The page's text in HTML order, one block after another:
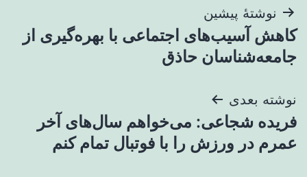
راهبری
نوشته
نوشتهٔ پیشین
کاهش آسیب‌های اجتماعی با بهره‌گیری از
جامعه‌شناسان حاذق
نوشته بعدی
فریده شجاعی: می‌خواهم سال‌های آخر
عمرم در ورزش را با فوتبال تمام کنم